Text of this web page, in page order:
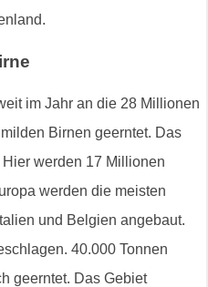
im Jahr an die 28 Millionen
Birnen geerntet. Das
werden 17 Millionen
werden die meisten
und Belgien angebaut.
40.000 Tonnen
geerntet. Das Gebiet